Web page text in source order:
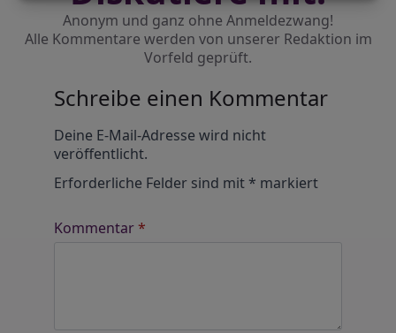
Anonym und ganz ohne Anmeldezwang!
Alle Kommentare werden von unserer Redaktion im
Vorfeld geprüft.
Schreibe einen Kommentar
Deine E-Mail-Adresse wird nicht
veröffentlicht.
Erforderliche Felder sind mit * markiert
Kommentar*